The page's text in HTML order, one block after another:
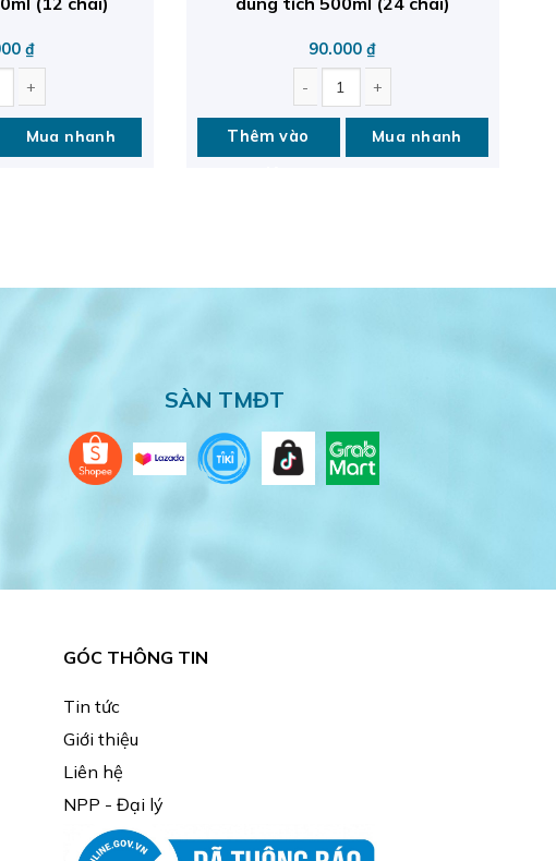
90.000₫
Thùng nước tinh khiết HIKARI dung tích 500ml
Thêm vào
Mua nhanh
₫
Satori dung tích 1500ml (12 chai) quantity
Mua nhanh
SÀN TMĐT
GÓC THÔNG TIN
Tin tức
Giới thiệu
Liên hệ
NPP - Đại lý